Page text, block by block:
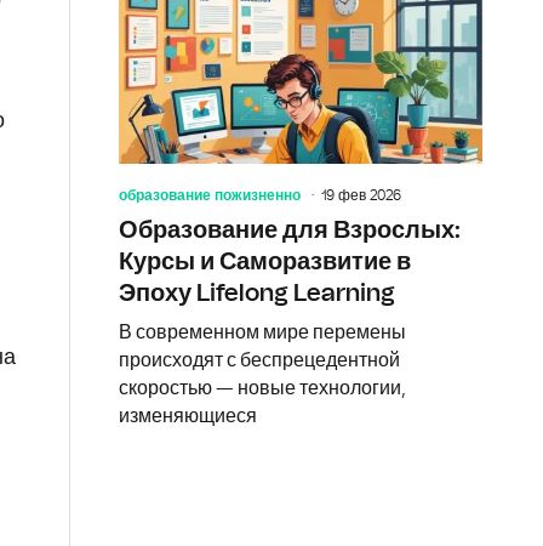
образование пожизненно 19 фев 2026
Образование для Взрослых:
Курсы и Саморазвитие в
Эпоху Lifelong Learning
В современном мире перемены
происходят с беспрецедентной
скоростью — новые технологии,
изменяющиеся